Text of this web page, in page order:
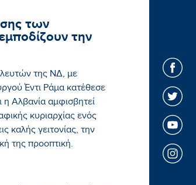
των
την
της ΝΔ, με
Έντι Ράμα κατέθεσε
η Αλβανία αμφισβητεί
κυριαρχίας ενός
καλής γειτονίας, την
της προοπτική.